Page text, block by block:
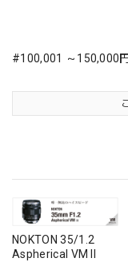
#100,001 ～150,000円
NOKTON 35/1.2
Aspherical VM II